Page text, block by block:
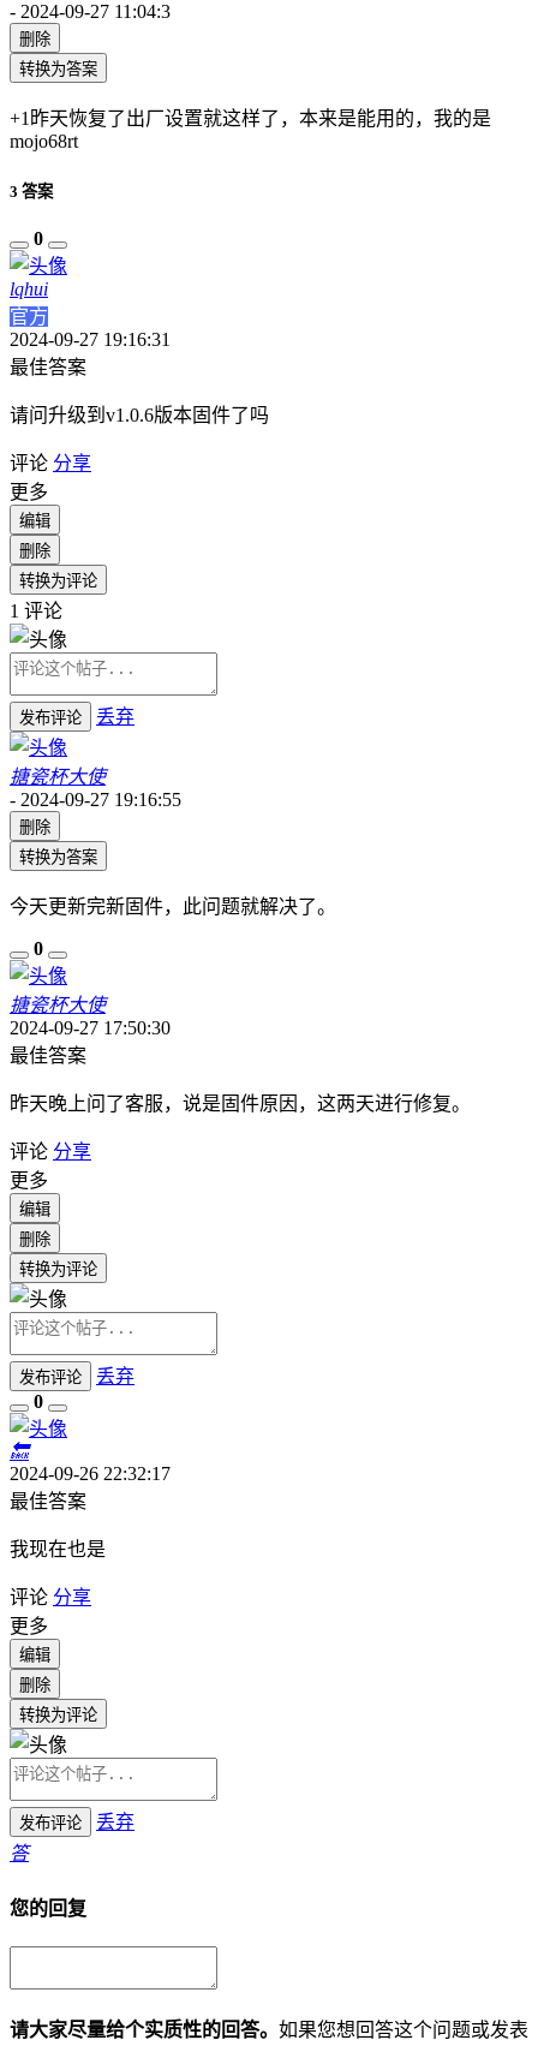
- 2024-09-27 11:04:3
删除
转换为答案
+1昨天恢复了出厂设置就这样了，本来是能用的，我的是
mojo68rt
3 答案
0
lqhui
官方
2024-09-27 19:16:31
最佳答案
请问升级到v1.0.6版本固件了吗
评论 分享
更多
编辑
删除
转换为评论
1 评论
发布评论 丢弃
搪瓷杯大使
- 2024-09-27 19:16:55
删除
转换为答案
今天更新完新固件，此问题就解决了。
0
搪瓷杯大使
2024-09-27 17:50:30
最佳答案
昨天晚上问了客服，说是固件原因，这两天进行修复。
评论 分享
更多
编辑
删除
转换为评论
发布评论
丢弃
0
🔙
2024-09-26 22:32:17
最佳答案
我现在也是
评论 分享
更多
编辑
删除
转换为评论
发布评论
丢弃
答
您的回复
请大家尽量给个实质性的回答。 如果您想回答这个问题或发表